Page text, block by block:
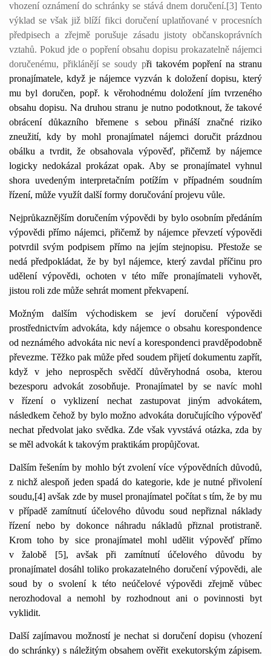
vhození oznámení do schránky se stává dnem doručení.[3] Tento
výklad se však již blíží fikci doručení uplatňované v procesních
předpisech a zřejmě porušuje zásadu jistoty občanskoprávních
vztahů. Pokud jde o popření obsahu dopisu prokazatelně nájemci
doručenému, přiklánějí se soudy při takovém popření na stranu
pronajímatele, když je nájemce vyzván k doložení dopisu, který
mu byl doručen, popř. k věrohodnému doložení jím tvrzeného
obsahu dopisu. Na druhou stranu je nutno podotknout, že takové
obrácení důkazního břemene s sebou přináší značné riziko
zneužití, kdy by mohl pronajímatel nájemci doručit prázdnou
obálku a tvrdit, že obsahovala výpověď, přičemž by nájemce
logicky nedokázal prokázat opak. Aby se pronajímatel vyhnul
shora uvedeným interpretačním potížím v případném soudním
řízení, může využít další formy doručování projevu vůle.
Nejprůkaznějším doručením výpovědi by bylo osobním předáním
výpovědi přímo nájemci, přičemž by nájemce převzetí výpovědi
potvrdil svým podpisem přímo na jejím stejnopisu. Přestože se
nedá předpokládat, že by byl nájemce, který zavdal příčinu pro
udělení výpovědi, ochoten v této míře pronajímateli vyhovět,
jistou roli zde může sehrát moment překvapení.
Možným dalším východiskem se jeví doručení výpovědi
prostřednictvím advokáta, kdy nájemce o obsahu korespondence
od neznámého advokáta nic neví a korespondenci pravděpodobně
převezme. Těžko pak může před soudem přijetí dokumentu zapřít,
když v jeho neprospěch svědčí důvěryhodná osoba, kterou
bezesporu advokát zosobňuje. Pronajímatel by se navíc mohl
v řízení o vyklizení nechat zastupovat jiným advokátem,
následkem čehož by bylo možno advokáta doručujícího výpověď
nechat předvolat jako svědka. Zde však vyvstává otázka, zda by
se měl advokát k takovým praktikám propůjčovat.
Dalším řešením by mohlo být zvolení více výpovědních důvodů,
z nichž alespoň jeden spadá do kategorie, kde je nutné přivolení
soudu,[4] avšak zde by musel pronajímatel počítat s tím, že by mu
v případě zamítnutí účelového důvodu soud nepřiznal náklady
řízení nebo by dokonce náhradu nákladů přiznal protistraně.
Krom toho by sice pronajímatel mohl udělit výpověď přímo
v žalobě [5], avšak při zamítnutí účelového důvodu by
pronajímatel dosáhl toliko prokazatelného doručení výpovědi, ale
soud by o svolení k této neúčelové výpovědi zřejmě vůbec
nerozhodoval a nemohl by rozhodnout ani o povinnosti byt
vyklidit.
Další zajímavou možností je nechat si doručení dopisu (vhození
do schránky) s náležitým obsahem ověřit exekutorským zápisem.